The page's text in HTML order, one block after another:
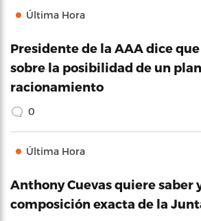
Última Hora
Presidente de la AAA dice
sobre la posibilidad de un
racionamiento
0
Última Hora
Anthony Cuevas quiere saber
composición exacta de la